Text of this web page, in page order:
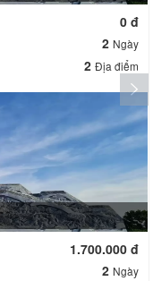
0 đ
2 Ngày
2 Địa điểm
1.700.000 đ
2 Ngày